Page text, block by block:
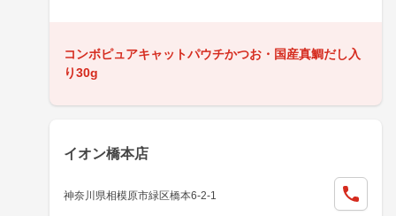
コンボピュアキャットパウチかつお・国産真鯛だし入
り30g
イオン橋本店
神奈川県相模原市緑区橋本6-2-1